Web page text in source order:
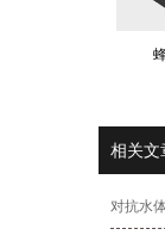
相关文
对抗水